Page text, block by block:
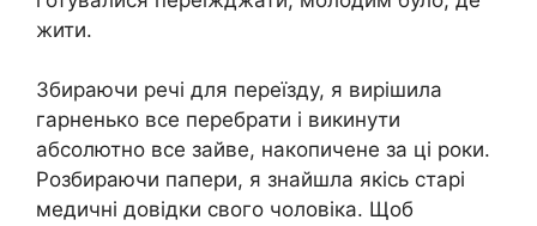
жити.
Збираючи речі для переїзду, я вирішила
гарненько все перебрати і викинути
абсолютно все зайве, накопичене за ці роки.
Розбираючи папери, я знайшла якісь старі
медичні довідки свого чоловіка. Щоб